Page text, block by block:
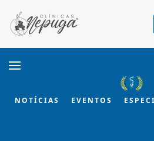
Skip to main content
NOTÍCIAS EVENTOS